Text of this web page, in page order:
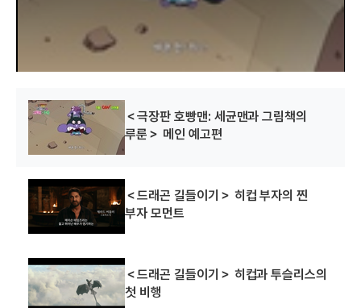
＜극장판 호빵맨: 세균맨과 그림책의
루룬＞ 메인 예고편
＜드래곤 길들이기＞ 히컵 부자의 찐
부자 모먼트
＜드래곤 길들이기＞ 히컵과 투슬리스의
첫 비행